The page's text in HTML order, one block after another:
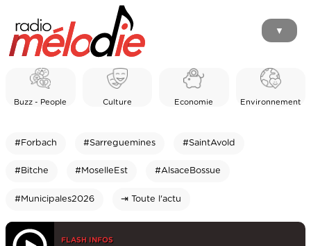
▼
Buzz - People Culture Economie Environnement
#Forbach #Sarreguemines #SaintAvold
#Bitche #MoselleEst #AlsaceBossue
#Municipales2026 ⇥ Toute l'actu
FLASH INFOS